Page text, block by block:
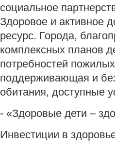
социальное
Здоровое и активное
ресурс. Города,
комплексных планов
потребностей
поддерживающая и
обитания, доступные
- «Здоровые дети –
Инвестиции в